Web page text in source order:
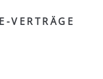
VERTRÄGE